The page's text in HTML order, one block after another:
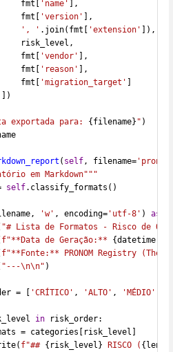
fmt[
'name'
],
fmt[
'version'
],
', ' .join(fmt[ 'extension'
]),
risk_level,
fmt[
'vendor'
],
fmt[
'reason'
],
fmt[
'migration_target'
exportada para: {filename} " )
( self, filename=
em Markdown"""
self.classify_formats()
'w' , encoding= 'utf-8' ) as
"# Lista de Formatos - Risco de
f"**Data de Geração:**
f"**Fonte:** PRONOM Registry (The
"---\n\n" )
= [
'CRÍTICO' , 'ALTO' , 'MÉDIO'
in risk_order:
= categories[risk_level]
f"## {risk_level} RISCO (